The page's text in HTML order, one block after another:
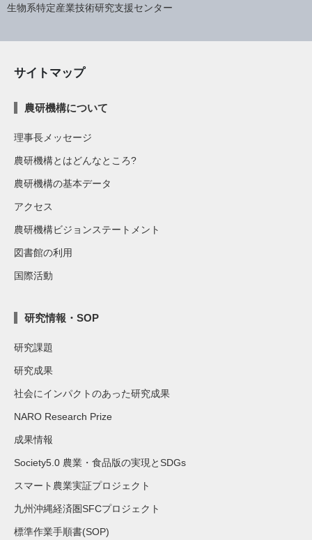
生物系特定産業技術研究支援センター
サイトマップ
農研機構について
理事長メッセージ
農研機構とはどんなところ?
農研機構の基本データ
アクセス
農研機構ビジョンステートメント
図書館の利用
国際活動
研究情報・SOP
研究課題
研究成果
社会にインパクトのあった研究成果
NARO Research Prize
成果情報
Society5.0 農業・食品版の実現とSDGs
スマート農業実証プロジェクト
九州沖縄経済圏SFCプロジェクト
標準作業手順書(SOP)